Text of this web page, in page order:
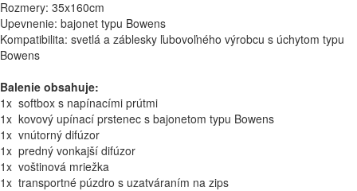
Rozmery: 35x160cm
Upevnenie: bajonet typu Bowens
Kompatibilita: svetlá a záblesky ľubovoľného výrobcu s úchytom typu
Bowens
Balenie obsahuje:
1x softbox s napínacími prútmi
1x kovový upínací prstenec s bajonetom typu Bowens
1x vnútorný difúzor
1x predný vonkajší difúzor
1x voštinová mriežka
1x transportné púzdro s uzatváraním na zips